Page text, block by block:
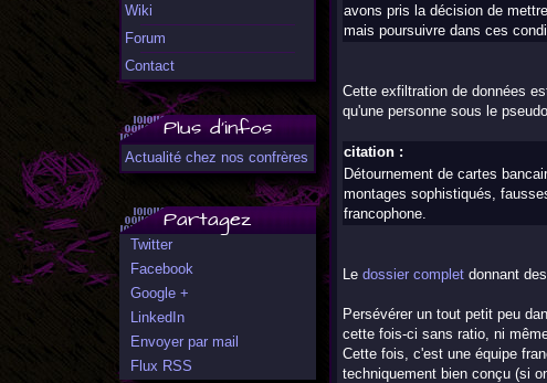
Wiki
Forum
Contact
Plus d'infos
Actualité chez nos confrères
Partagez
Twitter
Facebook
Google +
LinkedIn
Envoyer par mail
Flux RSS
avons pris la décision de
mais poursuivre dans ces
Cette exfiltration de données
qu'une personne sous le
citation :
Détournement de cartes
montages sophistiqués,
francophone.
Le dossier complet donnant
Persévérer un tout petit peu
cette fois-ci sans ratio, ni
Cette fois, c'est une équipe
techniquement bien conçu (si